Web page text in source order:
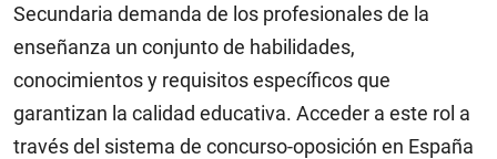
Secundaria demanda de los profesionales de la
enseñanza un conjunto de habilidades,
conocimientos y requisitos específicos que
garantizan la calidad educativa. Acceder a este rol a
través del sistema de concurso-oposición en España